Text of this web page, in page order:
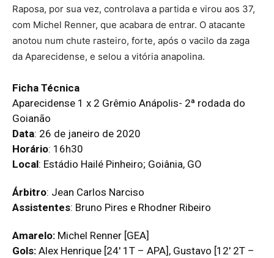
Raposa, por sua vez, controlava a partida e virou aos 37,
com Michel Renner, que acabara de entrar. O atacante
anotou num chute rasteiro, forte, após o vacilo da zaga
da Aparecidense, e selou a vitória anapolina.
Ficha Técnica
Aparecidense 1 x 2 Grêmio Anápolis- 2ª rodada do
Goianão
Data: 26 de janeiro de 2020
Horário: 16h30
Local: Estádio Hailé Pinheiro; Goiânia, GO
Árbitro: Jean Carlos Narciso
Assistentes: Bruno Pires e Rhodner Ribeiro
Amarelo: Michel Renner [GEA]
Gols: Alex Henrique [24′ 1T – APA], Gustavo [12′ 2T –